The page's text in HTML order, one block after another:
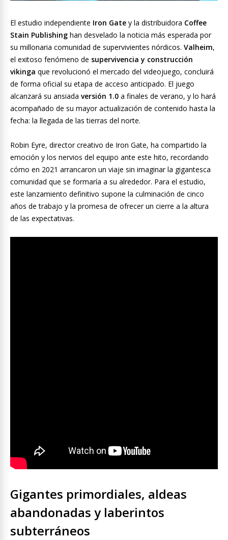
El estudio independiente Iron Gate y la distribuidora Coffee
Stain Publishing han desvelado la noticia más esperada por
su millonaria comunidad de supervivientes nórdicos. Valheim,
el exitoso fenómeno de supervivencia y construcción
vikinga que revolucionó el mercado del videojuego, concluirá
de forma oficial su etapa de acceso anticipado. El juego
alcanzará su ansiada versión 1.0 a finales de verano, y lo hará
acompañado de su mayor actualización de contenido hasta la
fecha: la llegada de las tierras del norte.
Robin Eyre, director creativo de Iron Gate, ha compartido la
emoción y los nervios del equipo ante este hito, recordando
cómo en 2021 arrancaron un viaje sin imaginar la gigantesca
comunidad que se formaría a su alrededor. Para el estudio,
este lanzamiento definitivo supone la culminación de cinco
años de trabajo y la promesa de ofrecer un cierre a la altura
de las expectativas.
Gigantes primordiales, aldeas
abandonadas y laberintos
subterráneos